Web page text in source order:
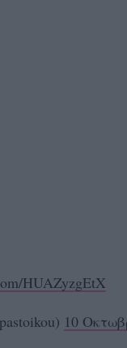
HUAZyzgEtX
10